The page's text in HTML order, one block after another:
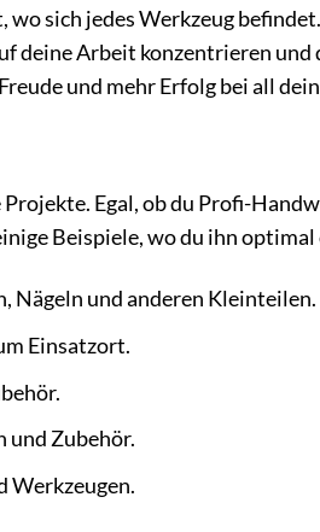
sich jedes Werkzeug
deine Arbeit konzentrieren
und mehr Erfolg bei all
Egal, ob du Profi-
Beispiele, wo du ihn
Nägeln und anderen Kleinteilen.
Einsatzort.
und Zubehör.
Werkzeugen.